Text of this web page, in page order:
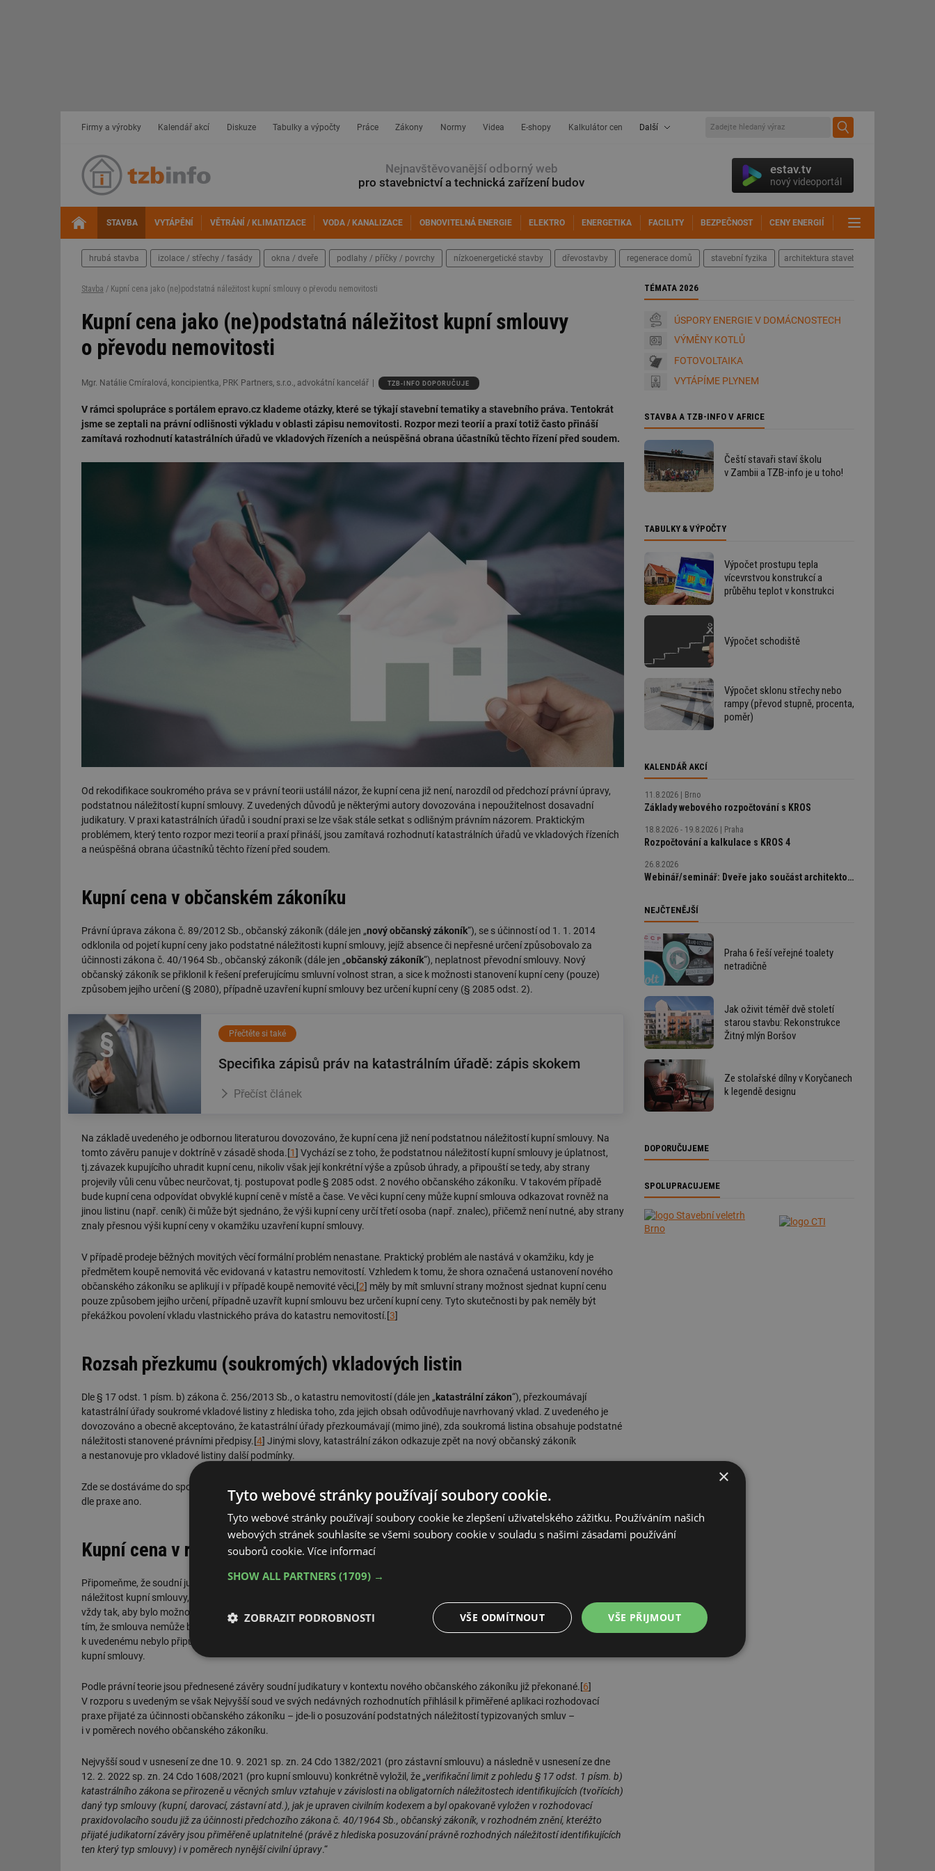
Firmy a výrobky Kalendář akcí Diskuze Tabulky a výpočty Práce Zákony Normy Videa E-shopy Kalkulátor cen Další
Nejnavštěvovanější odborný web
pro stavebnictví a technická zařízení budov
estav.tv
nový videoportál
STAVBA VYTÁPĚNÍ VĚTRÁNÍ / KLIMATIZACE VODA / KANALIZACE OBNOVITELNÁ ENERGIE ELEKTRO ENERGETIKA FACILITY BEZPEČNOST CENY ENERGIÍ
hrubá stavba izolace / střechy / fasády okna / dveře podlahy / příčky / povrchy nízkoenergetické stavby dřevostavby regenerace domů stavební fyzika architektura staveb
Stavba / Kupní cena jako (ne)podstatná náležitost kupní smlouvy o převodu nemovitosti
Kupní cena jako (ne)podstatná náležitost kupní smlouvy
o převodu nemovitosti
Mgr. Natálie Cmíralová, koncipientka, PRK Partners, s.r.o., advokátní kancelář TZB-INFO DOPORUČUJE
V rámci spolupráce s portálem epravo.cz klademe otázky, které se týkají stavební tematiky a stavebního práva. Tentokrát
jsme se zeptali na právní odlišnosti výkladu v oblasti zápisu nemovitosti. Rozpor mezi teorií a praxí totiž často přináší
zamítavá rozhodnutí katastrálních úřadů ve vkladových řízeních a neúspěšná obrana účastníků těchto řízení před soudem.
Od rekodifikace soukromého práva se v právní teorii ustálil názor, že kupní cena již není, narozdíl od předchozí právní úpravy,
podstatnou náležitostí kupní smlouvy. Z uvedených důvodů je některými autory dovozována i nepoužitelnost dosavadní
judikatury. V praxi katastrálních úřadů i soudní praxi se lze však stále setkat s odlišným právním názorem. Praktickým
problémem, který tento rozpor mezi teorií a praxí přináší, jsou zamítavá rozhodnutí katastrálních úřadů ve vkladových řízeních
a neúspěšná obrana účastníků těchto řízení před soudem.
Kupní cena v občanském zákoníku
Právní úprava zákona č. 89/2012 Sb., občanský zákoník (dále jen „nový občanský zákoník“), se s účinností od 1. 1. 2014
odklonila od pojetí kupní ceny jako podstatné náležitosti kupní smlouvy, jejíž absence či nepřesné určení způsobovalo za
účinnosti zákona č. 40/1964 Sb., občanský zákoník (dále jen „občanský zákoník“), neplatnost převodní smlouvy. Nový
občanský zákoník se přiklonil k řešení preferujícímu smluvní volnost stran, a sice k možnosti stanovení kupní ceny (pouze)
způsobem jejího určení (§ 2080), případně uzavření kupní smlouvy bez určení kupní ceny (§ 2085 odst. 2).
Přečtěte si také
Specifika zápisů práv na katastrálním úřadě: zápis skokem
Přečíst článek
Na základě uvedeného je odbornou literaturou dovozováno, že kupní cena již není podstatnou náležitostí kupní smlouvy. Na
tomto závěru panuje v doktríně v zásadě shoda.[1] Vychází se z toho, že podstatnou náležitostí kupní smlouvy je úplatnost,
tj.závazek kupujícího uhradit kupní cenu, nikoliv však její konkrétní výše a způsob úhrady, a připouští se tedy, aby strany
projevily vůli cenu vůbec neurčovat, tj. postupovat podle § 2085 odst. 2 nového občanského zákoníku. V takovém případě
bude kupní cena odpovídat obvyklé kupní ceně v místě a čase. Ve věci kupní ceny může kupní smlouva odkazovat rovněž na
jinou listinu (např. ceník) či může být sjednáno, že výši kupní ceny určí třetí osoba (např. znalec), přičemž není nutné, aby strany
znaly přesnou výši kupní ceny v okamžiku uzavření kupní smlouvy.
V případě prodeje běžných movitých věcí formální problém nenastane. Praktický problém ale nastává v okamžiku, kdy je
předmětem koupě nemovitá věc evidovaná v katastru nemovitostí. Vzhledem k tomu, že shora označená ustanovení nového
občanského zákoníku se aplikují i v případě koupě nemovité věci,[2] měly by mít smluvní strany možnost sjednat kupní cenu
pouze způsobem jejího určení, případně uzavřít kupní smlouvu bez určení kupní ceny. Tyto skutečnosti by pak neměly být
překážkou povolení vkladu vlastnického práva do katastru nemovitostí.[3]
Rozsah přezkumu (soukromých) vkladových listin
Dle § 17 odst. 1 písm. b) zákona č. 256/2013 Sb., o katastru nemovitostí (dále jen „katastrální zákon“), přezkoumávají
katastrální úřady soukromé vkladové listiny z hlediska toho, zda jejich obsah odůvodňuje navrhovaný vklad. Z uvedeného je
dovozováno a obecně akceptováno, že katastrální úřady přezkoumávají (mimo jiné), zda soukromá listina obsahuje podstatné
náležitosti stanovené právními předpisy.[4] Jinými slovy, katastrální zákon odkazuje zpět na nový občanský zákoník
a nestanovuje pro vkladové listiny další podmínky.
Zde se dostáváme do sporného bodu. Je podstatnou náležitostí v případě kupní smlouvy i kupní cena? Dle právní teorie nikoliv,
dle praxe ano.
Kupní cena v rozhodovací praxi
Připomeňme, že soudní judikatura přijatá za účinnosti občanského zákoníku pohlížela na kupní cenu jako na podstatnou
náležitost kupní smlouvy, jejíž výše musela být stanovena buď uvedením přesné peněžní částky, anebo jiným způsobem, ovšem
vždy tak, aby bylo možno kupní cenu nepochybně určit už v okamžiku uzavření kupní smlouvy. Tento závěr byl odůvodňován
tím, že smlouva nemůže být platně uzavřena bez dosažení shody o jejích podstatných náležitostech.[
k uvedenému nebylo připuštěno určení kupní ceny např. odkazem na znalecký posudek, který bude vypracován až po uzavření
kupní smlouvy.
Podle právní teorie jsou přednesené závěry soudní judikatury v kontextu nového občanského zákoníku již překonané.[6]
V rozporu s uvedeným se však Nejvyšší soud ve svých nedávných rozhodnutích přihlásil k přiměřené aplikaci rozhodovací
praxe přijaté za účinnosti občanského zákoníku – jde-li o posuzování podstatných náležitostí typizovaných smluv –
i v poměrech nového občanského zákoníku.
Nejvyšší soud v usnesení ze dne 10. 9. 2021 sp. zn. 24 Cdo 1382/2021 (pro zástavní smlouvu) a následně v usnesení ze dne
12. 2. 2022 sp. zn. 24 Cdo 1608/2021 (pro kupní smlouvu) konkrétně vyložil, že „verifikační limit z pohledu § 17 odst. 1 písm. b)
katastrálního zákona se přirozeně u věcných smluv vztahuje v závislosti na obligatorních náležitostech identifikujících (tvořících)
daný typ smlouvy (kupní, darovací, zástavní atd.), jak je upraven civilním kodexem a byl opakovaně vyložen v rozhodovací
praxidovolacího soudu již za účinnosti předchozího zákona č. 40/1964 Sb., občanský zákoník, v rozhodném znění, kteréžto
přijaté judikatorní závěry jsou přiměřeně uplatnitelné (právě z hlediska posuzování právně rozhodných náležitostí identifikujících
ten který typ smlouvy) i v poměrech nynější civilní úpravy.“
TÉMATA 2026
ÚSPORY ENERGIE V DOMÁCNOSTECH
VÝMĚNY KOTLŮ
FOTOVOLTAIKA
VYTÁPÍME PLYNEM
STAVBA A TZB-INFO V AFRICE
Čeští stavaři staví školu
v Zambii a TZB-info je u toho!
TABULKY & VÝPOČTY
Výpočet prostupu tepla
vícevrstvou konstrukcí a
průběhu teplot v konstrukci
Výpočet schodiště
Výpočet sklonu střechy nebo
rampy (převod stupně, procenta,
poměr)
KALENDÁŘ AKCÍ
11.8.2026 Brno
Základy webového rozpočtování s KROS
18.8.2026 - 19.8.2026 Praha
Rozpočtování a kalkulace s KROS 4
26.8.2026
Webinář/seminář: Dveře jako součást architektonického detailu, technické řešení bez chyb
NEJČTENĚJŠÍ
Praha 6 řeší veřejné toalety
netradičně
Jak oživit téměř dvě století
starou stavbu: Rekonstrukce
Žitný mlýn Boršov
Ze stolařské dílny v Koryčanech
k legendě designu
DOPORUČUJEME
SPOLUPRACUJEME
×
Tyto webové stránky používají soubory cookie.
Tyto webové stránky používají soubory cookie ke zlepšení uživatelského zážitku. Používáním našich
webových stránek souhlasíte se všemi soubory cookie v souladu s našimi zásadami používání
souborů cookie. Více informací
SHOW ALL PARTNERS (1709) →
VŠE PŘIJMOUT
VŠE ODMÍTNOUT
ZOBRAZIT PODROBNOSTI
Nezbytně nutné
Výkonové
Soubory cílení Funkční soubory
Nezařazené
Nezbytně nutné soubory Výkonové soubory Soubory cílení Funkční soubory Nezařazené soubory
Nezbytně nutné soubory cookie umožňují základní funkce webových stránek, jako je přihlášení uživatele a správa účtu. Webové
stránky nelze bez nezbytně nutných souborů cookie správně používat.
Název
Provider/
Doména
Vyprší Popis
g_state